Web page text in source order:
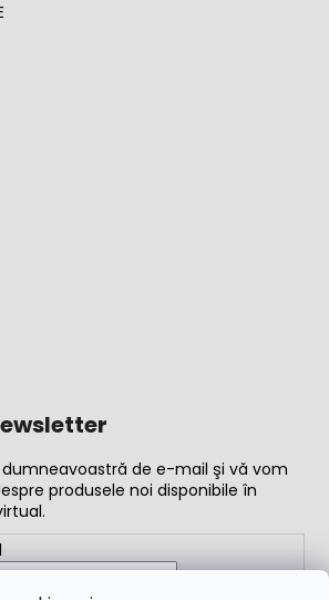
de e-mail şi vă vom
produsele noi disponibile în